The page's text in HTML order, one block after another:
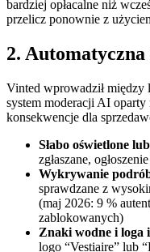
bardziej opłacalne niż
przelicz ponownie z
2.
Vinted wprowadził między
system moderacji AI
konsekwencje dla
Słabo oświetlone
zgłaszane,
Wykrywanie
sprawdzane z
(maj 2026: 9 %
zablokowanych)
Znaki wodne i loga
logo “Vestiaire” lub